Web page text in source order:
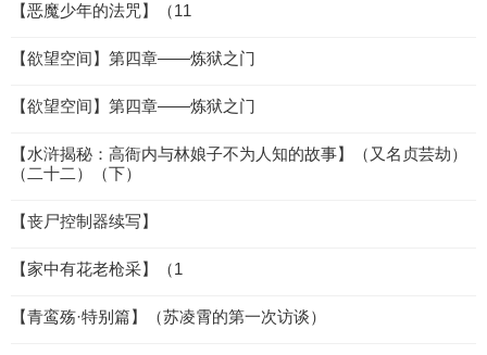
【恶魔少年的法咒】（11
【欲望空间】第四章——炼狱之门
【欲望空间】第四章——炼狱之门
【水浒揭秘：高衙内与林娘子不为人知的故事】（又名贞芸劫）
（二十二）（下）
【丧尸控制器续写】
【家中有花老枪采】（1
【青鸾殇·特别篇】（苏凌霄的第一次访谈）